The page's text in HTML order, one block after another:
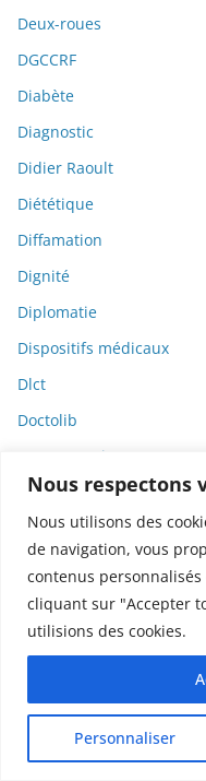
Nous respectons
Nous utilisons des
de navigation, vous
contenus
cliquant sur "Accepter
utilisions des cookies.
Personnaliser
Deux-roues
DGCCRF
Diabète
Diagnostic
Didier Raoult
Diététique
Diffamation
Dignité
Diplomatie
Dispositifs médicaux
Dlct
Doctolib
Documentaire
DODGE
Donald Trump
Doxxing
Droit
Droit de la consommation
Droit de la presse
Droit de la santé